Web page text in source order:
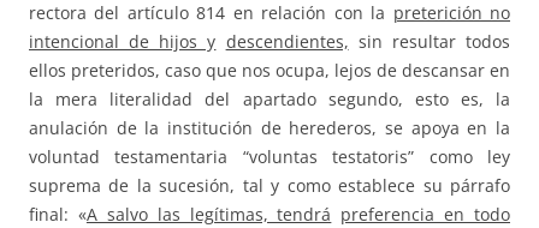
rectora del artículo 814 en relación con la preterición no
intencional de hijos y descendientes, sin resultar todos
ellos preteridos, caso que nos ocupa, lejos de descansar en
la mera literalidad del apartado segundo, esto es, la
anulación de la institución de herederos, se apoya en la
voluntad testamentaria “voluntas testatoris” como ley
suprema de la sucesión, tal y como establece su párrafo
final: «A salvo las legítimas, tendrá preferencia en todo